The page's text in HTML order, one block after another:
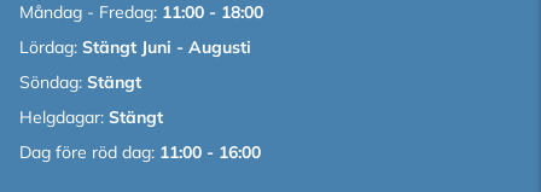
Måndag - Fredag: 11:00 - 18:00
Lördag: Stängt Juni - Augusti
Söndag: Stängt
Helgdagar: Stängt
Dag före röd dag: 11:00 - 16:00